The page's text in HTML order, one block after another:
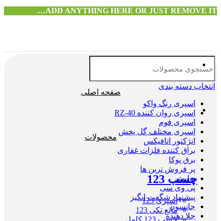
ADD ANYTHING HERE OR JUST REMOVE IT…
انتخاب دسته بندی
اسپری رنگ واکو
اسپری روان کننده RZ-40
اسپری فوم
اسپری مختلف گل پخش
انژکتور اتافیکس
براق کننده فلزات غفاری
برق پوکا
پر فروش ترین ها
پولیش
پی وی سی
پیشنهاد شگفت انگیز
جانسون
جلا دهنده
صفحه اصلی
محصولات
چسب 123
اسپری 123
مایع تکی 123
چسب 123 کامل